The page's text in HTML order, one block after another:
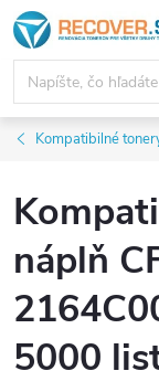
Prejsť
na
obsah
Kompatibilné
náplň
5000